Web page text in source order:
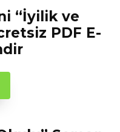
“İyilik ve
PDF E-